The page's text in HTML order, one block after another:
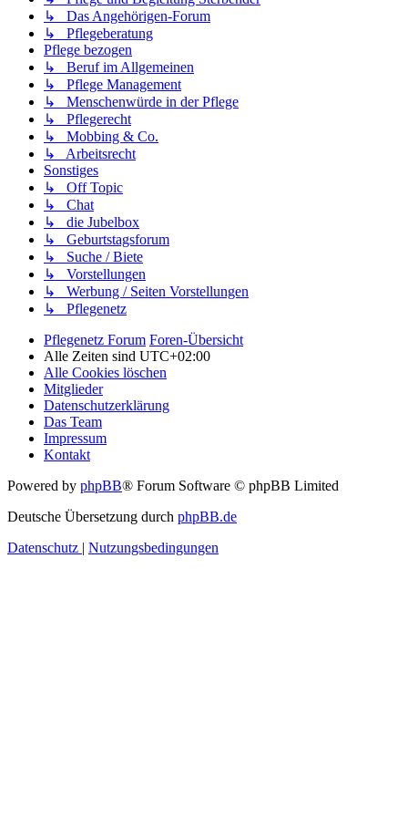
↳ Das Angehörigen-Forum
↳ Pflegeberatung
Pflege bezogen
↳ Beruf im Allgemeinen
↳ Pflege Management
↳ Menschenwürde in der Pflege
↳ Pflegerecht
↳ Mobbing & Co.
↳ Arbeitsrecht
Sonstiges
↳ Off Topic
↳ Chat
↳ die Jubelbox
↳ Geburtstagsforum
↳ Suche / Biete
↳ Vorstellungen
↳ Werbung / Seiten Vorstellungen
↳ Pflegenetz
Pflegenetz Forum Foren-Übersicht
Alle Zeiten sind UTC+02:00
Alle Cookies löschen
Mitglieder
Datenschutzerklärung
Das Team
Impressum
Kontakt
Powered by phpBB® Forum Software © phpBB Limited
Deutsche Übersetzung durch phpBB.de
Datenschutz | Nutzungsbedingungen